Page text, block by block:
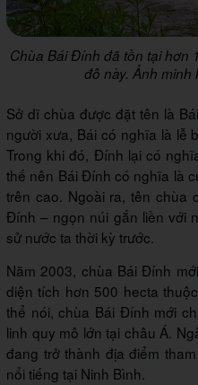
Chùa Bái Đính đã tồn tại hơn
đô này. Ảnh
Sở dĩ chùa được đặt tên là
người xưa, Bái có nghĩa là lễ
Trong khi đó, Đính lại có
thế nên Bái Đính có nghĩa là
trên cao. Ngoài ra, tên chùa
Đính – ngọn núi gắn liền với
sử nước ta thời kỳ trước.
Năm 2003, chùa Bái Đính
diện tích hơn 500 hecta
thể nói, chùa Bái Đính mới
linh quy mô lớn tại châu Á.
đang trở thành địa điểm
nổi tiếng tại Ninh Bình.